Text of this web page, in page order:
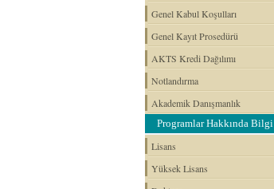
Genel Kabul Koşulları
Genel Kayıt Prosedürü
AKTS Kredi Dağılımı
Notlandırma
Akademik Danışmanlık
Programlar Hakkında Bilgi
Lisans
Yüksek Lisans